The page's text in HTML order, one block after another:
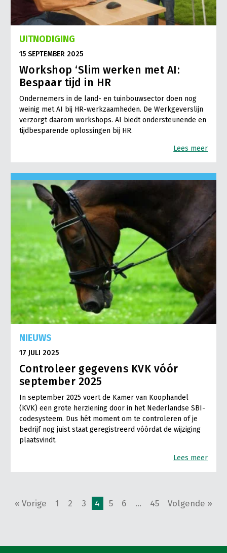
UITNODIGING
15 SEPTEMBER 2025
Workshop ‘Slim werken met AI:
Bespaar tijd in HR
Ondernemers in de land- en tuinbouwsector doen nog
weinig met AI bij HR-werkzaamheden. De Werkgeverslijn
verzorgt daarom workshops. AI biedt ondersteunende en
tijdbesparende oplossingen bij HR.
Lees meer
NIEUWS
17 JULI 2025
Controleer gegevens KVK vóór
september 2025
In september 2025 voert de Kamer van Koophandel
(KVK) een grote herziening door in het Nederlandse SBI-
codesysteem. Dus hét moment om te controleren of je
bedrijf nog juist staat geregistreerd vóórdat de wijziging
plaatsvindt.
Lees meer
« Vorige 1 2 3 4 5 6 … 45 Volgende »